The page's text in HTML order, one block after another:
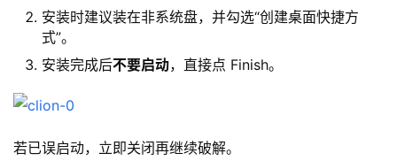
安装时建议装在非系统盘，并勾选“创建桌面快捷方
式”。
安装完成后不要启动，直接点 Finish。
若已误启动，立即关闭再继续破解。